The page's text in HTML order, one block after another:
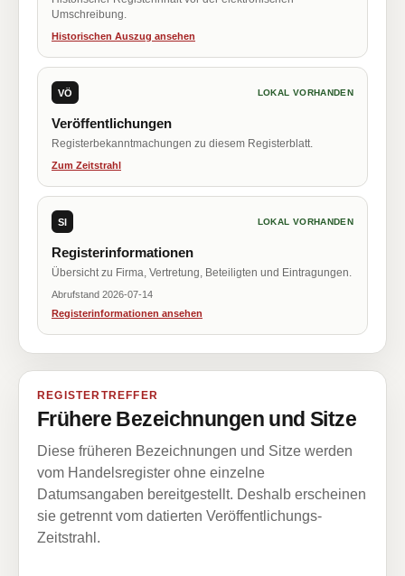
Umschreibung.
Historischen Auszug ansehen
VÖ LOKAL VORHANDEN
Veröffentlichungen
Registerbekanntmachungen zu diesem Registerblatt.
Zum Zeitstrahl
SI LOKAL VORHANDEN
Registerinformationen
Übersicht zu Firma, Vertretung, Beteiligten und Eintragungen.
Abrufstand 2026-07-14
Registerinformationen ansehen
REGISTERTREFFER
Frühere Bezeichnungen und Sitze
Diese früheren Bezeichnungen und Sitze werden
vom Handelsregister ohne einzelne
Datumsangaben bereitgestellt. Deshalb erscheinen
sie getrennt vom datierten Veröffentlichungs-
Zeitstrahl.